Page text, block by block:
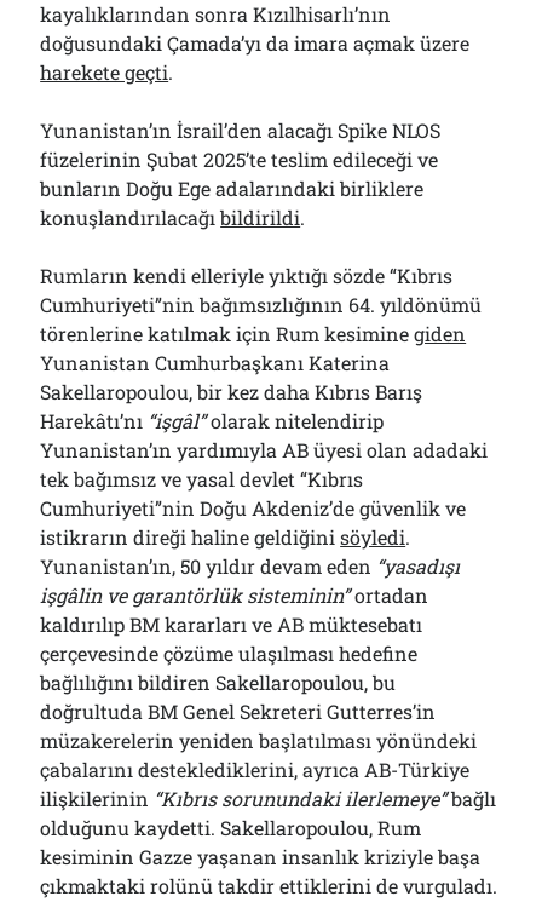
kayalıklarından sonra Kızılhisarlı’nın
doğusundaki Çamada’yı da imara açmak üzere
harekete geçti.
Yunanistan’ın İsrail’den alacağı Spike NLOS
füzelerinin Şubat 2025’te teslim edileceği ve
bunların Doğu Ege adalarındaki birliklere
konuşlandırılacağıbildirildi.
Rumların kendi elleriyle yıktığı sözde “Kıbrıs
Cumhuriyeti”nin bağımsızlığının 64. yıldönümü
törenlerine katılmak için Rum kesiminegiden
Yunanistan Cumhurbaşkanı Katerina
Sakellaropoulou, bir kez daha Kıbrıs Barış
Harekâtı’nı “işgâl”olarak nitelendirip
Yunanistan’ın yardımıyla AB üyesi olan adadaki
tek bağımsız ve yasal devlet “Kıbrıs
Cumhuriyeti”nin Doğu Akdeniz’de güvenlik ve
istikrarın direği haline geldiğinisöyledi.
Yunanistan’ın, 50 yıldır devam eden “yasadışı
işgâlin ve garantörlük sisteminin”ortadan
kaldırılıp BM kararları ve AB müktesebatı
çerçevesinde çözüme ulaşılması hedefine
bağlılığını bildiren Sakellaropoulou, bu
doğrultuda BM Genel Sekreteri Gutterres’in
müzakerelerin yeniden başlatılması yönündeki
çabalarını desteklediklerini, ayrıca AB-Türkiye
ilişkilerinin “Kıbrıs sorunundaki ilerlemeye”bağlı
olduğunu kaydetti. Sakellaropoulou, Rum
kesiminin Gazze yaşanan insanlık kriziyle başa
çıkmaktaki rolünü takdir ettiklerini de vurguladı.